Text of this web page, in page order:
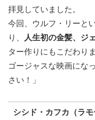
拝見していました。
今回、ウルフ・リーと
り、
人生初の金髪、ジ
ター作りにもこだわり
ゴージャスな映画にな
さい！」
シシド・カフカ（ラ